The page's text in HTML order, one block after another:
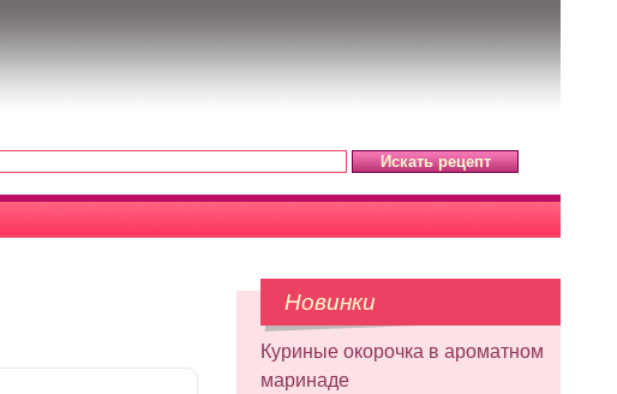
Новинки
Куриные окорочка в ароматном
маринаде